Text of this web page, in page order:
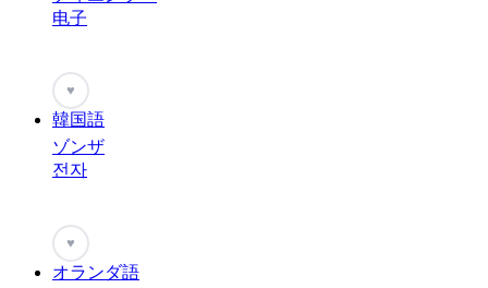
电子
♥
韓国語
ゾンザ
전자
♥
オランダ語